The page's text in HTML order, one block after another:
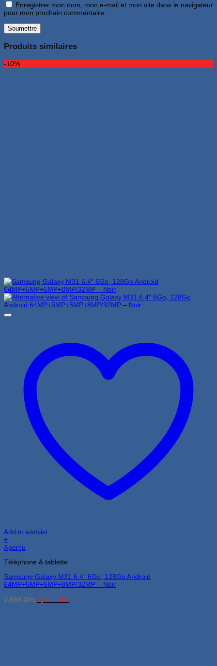
Enregistrer mon nom, mon e-mail et mon site dans le navigateur
pour mon prochain commentaire.
Produits similaires
-10%
Add to wishlist
+
Aperçu
Téléphone & tablette
Samsung Galaxy M31 6.4″ 6Go, 128Go Android
64MP+5MP+5MP+8MP/32MP – Noir
2,999Dhs Le
2,699 DhsLe